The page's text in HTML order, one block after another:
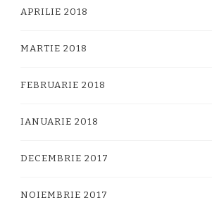
APRILIE 2018
MARTIE 2018
FEBRUARIE 2018
IANUARIE 2018
DECEMBRIE 2017
NOIEMBRIE 2017